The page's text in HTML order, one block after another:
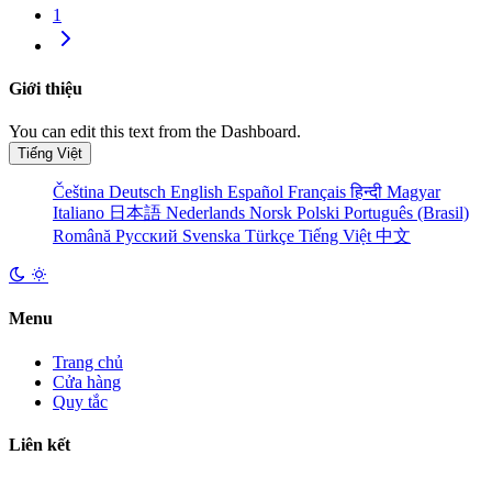
1
Giới thiệu
You can edit this text from the Dashboard.
Tiếng Việt
Čeština Deutsch English Español Françaisहिन्दी Magyar
Italiano 日本語 Nederlands Norsk Polski Português (Brasil)
Română Русский Svenska Türkçe Tiếng Việt 中文
Menu
Trang chủ
Cửa hàng
Quy tắc
Liên kết